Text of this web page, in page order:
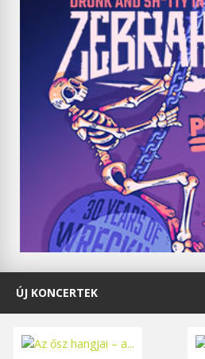
ÚJ KONCERTEK